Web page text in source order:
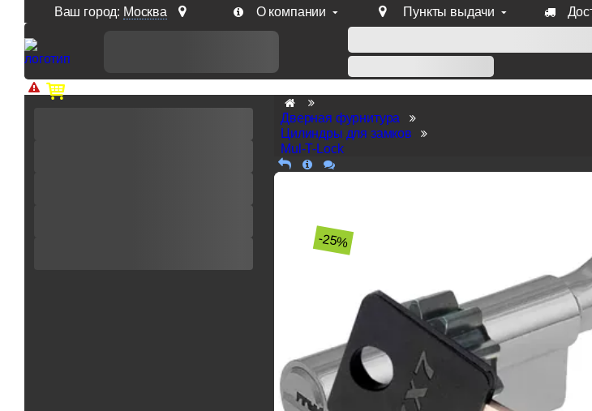
Ваш город: Москва О компании Пункты выдачи
Доп. скидка от цен на сайте 7% при заказе от 50 тыс. руб продукции Venezia, Fratelli, Tupai,
Дверная фурнитура
Цилиндры для замков
Mul-T-Lock
-25%